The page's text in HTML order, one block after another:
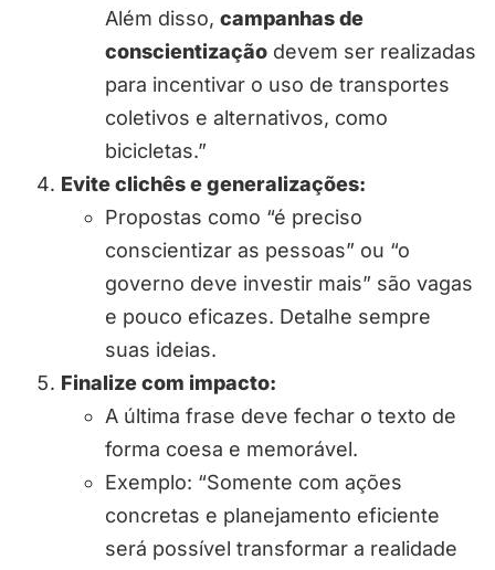
Além disso, campanhas de
conscientização devem ser realizadas
para incentivar o uso de transportes
coletivos e alternativos, como
bicicletas.”
Evite clichês e generalizações:
Propostas como “é preciso
conscientizar as pessoas” ou “o
governo deve investir mais” são vagas
e pouco eficazes. Detalhe sempre
suas ideias.
Finalize com impacto:
A última frase deve fechar o texto de
forma coesa e memorável.
Exemplo: “Somente com ações
concretas e planejamento eficiente
será possível transformar a realidade